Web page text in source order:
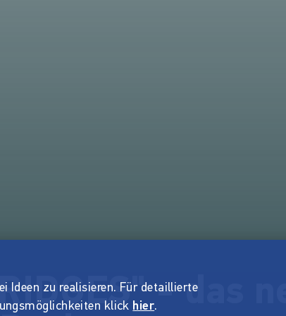
- das
Ideen zu realisieren. Für detaillierte
klick hier.